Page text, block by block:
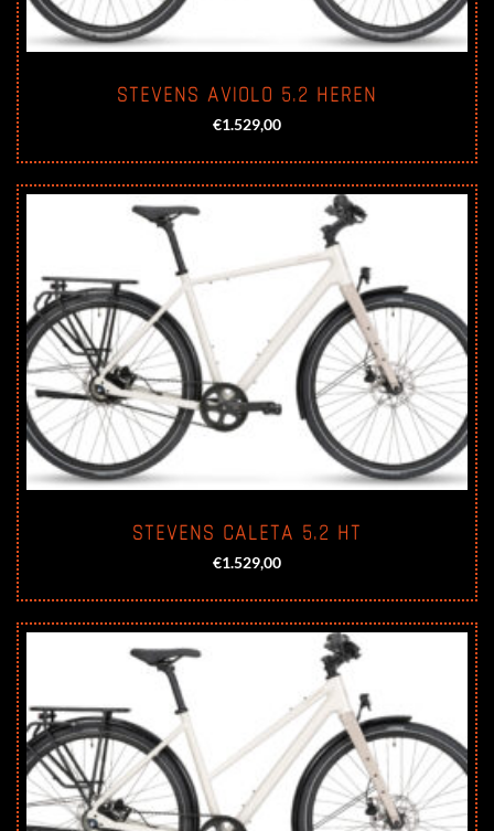
STEVENS AVIOLO 5.2 HEREN
€1.529,00
STEVENS CALETA 5.2 HT
€1.529,00